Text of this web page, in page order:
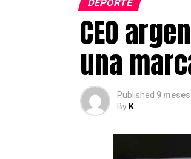
DEPORTE
CEO
una
Published 9
By K